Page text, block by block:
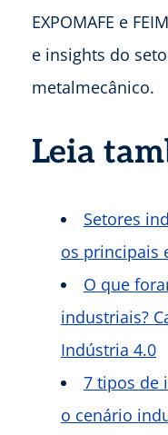
EXPOMAFE e
e insights do
metalmecânico.
Leia
Setores
os principais
O que
industriais?
Indústria 4.0
7 tipos de
o cenário